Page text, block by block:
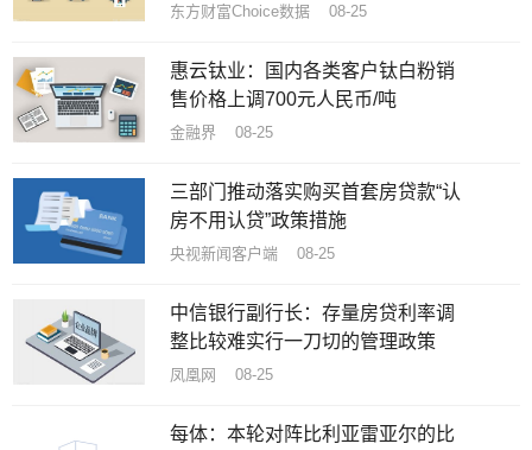
东方财富Choice数据 08-25
​惠云钛业：国内各类客户钛白粉销
售价格上调700元人民币/吨
金融界 08-25
三部门推动落实购买首套房贷款“认
房不用认贷”政策措施
央视新闻客户端 08-25
中信银行副行长：存量房贷利率调
整比较难实行一刀切的管理政策
凤凰网 08-25
每体：本轮对阵比利亚雷亚尔的比